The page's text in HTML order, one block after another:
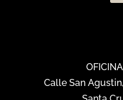
Calle San